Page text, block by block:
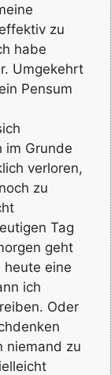
zu
habe
Umgekehrt
Pensum
im Grunde
verloren,
zu
Tag
geht
heute eine
ich
Oder
niemand zu